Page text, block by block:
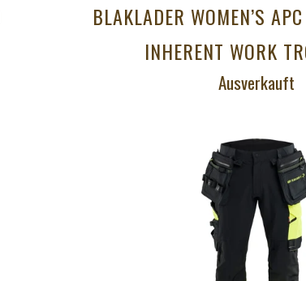
BLAKLADER WOMEN’S
INHERENT WORK
Ausverkauft